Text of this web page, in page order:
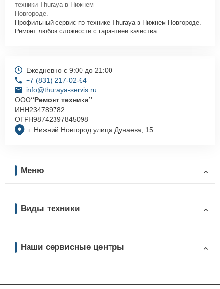
техники Thuraya в Нижнем
Новгороде.
Профильный сервис по технике Thuraya в Нижнем Новгороде.
Ремонт любой сложности с гарантией качества.
г. Нижний Новгород улица Дунаева, 15
Ежедневно с 9:00 до 21:00
+7 (831) 217-02-64
info@thuraya-servis.ru
ООО“Ремонт техники”
ИНН234789782
ОГРН98742397845098
Меню
Виды техники
Наши сервисные центры